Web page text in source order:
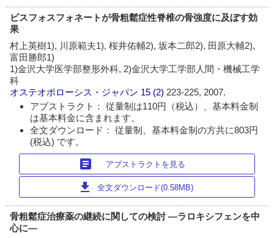
ビスフォスフォネートが骨粗鬆症性脊椎の骨強度に及ぼす効
果
村上英樹1), 川原範夫1), 桜井佑輔2), 坂本二郎2), 田原大輔2),
富田勝郎1)
1)金沢大学医学部整形外科, 2)金沢大学工学部人間・機械工学
科
オステオポローシス・ジャパン 15 (2) 223-225, 2007.
アブストラクト： 従量制は110円（税込）、基本料金制
は基本料金に含まれます。
全文ダウンロード： 従量制、基本料金制の方共に803円
(税込) です。
article アブストラクトを見る
download 全文ダウンロード(0.58MB)
骨粗鬆症治療薬の継続に関しての検討 ―ラロキシフェンを中
心に―